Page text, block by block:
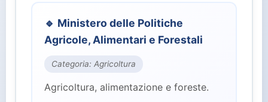
🎨 Cultura e Turismo (4)
💻 Digitale e Innovazione (4)
🏙️ Enti Territoriali (2)
🔹 Ministero delle Politiche
Agricole, Alimentari e Forestali
Categoria: Agricoltura
Agricoltura, alimentazione e foreste.